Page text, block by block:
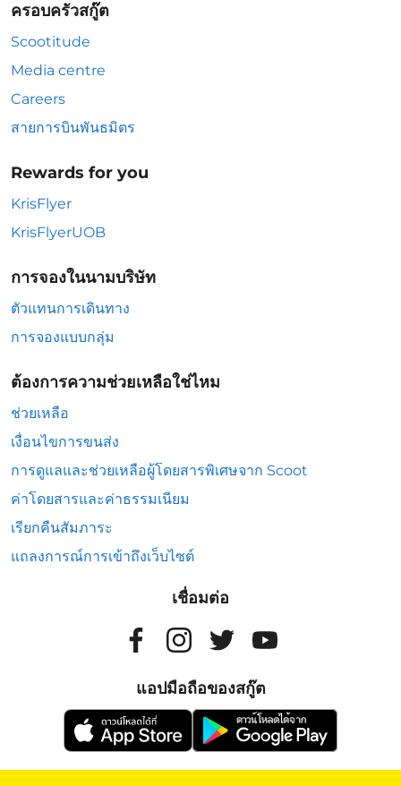
ครอบครัวสกู๊ต
Scootitude
Media centre
Careers
สายการบินพันธมิตร
Rewards for you
KrisFlyer
KrisFlyerUOB
การจองในนามบริษัท
ตัวแทนการเดินทาง
การจองแบบกลุ่ม
ต้องการความช่วยเหลือใช่ไหม
ช่วยเหลือ
เงื่อนไขการขนส่ง
การดูแลและช่วยเหลือผู้โดยสารพิเศษจาก Scoot
ค่าโดยสารและค่าธรรมเนียม
เรียกคืนสัมภาระ
แถลงการณ์การเข้าถึงเว็บไซต์
เชื่อมต่อ
แอปมือถือของสกู๊ต